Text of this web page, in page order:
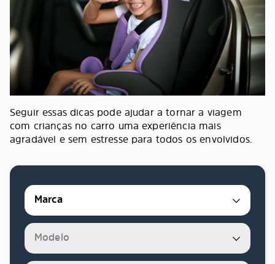
Seguir essas dicas pode ajudar a tornar a viagem
com crianças no carro uma experiência mais
agradável e sem estresse para todos os envolvidos.